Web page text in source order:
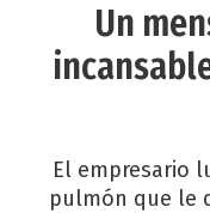
Un
El empresario
pulmón que le